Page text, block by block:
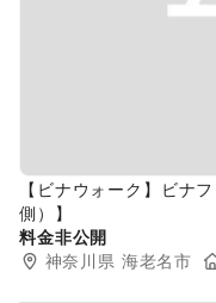
Previous slide
【ビナウォーク】ビナ
側）】
料金非公開
神奈川県 海老名市